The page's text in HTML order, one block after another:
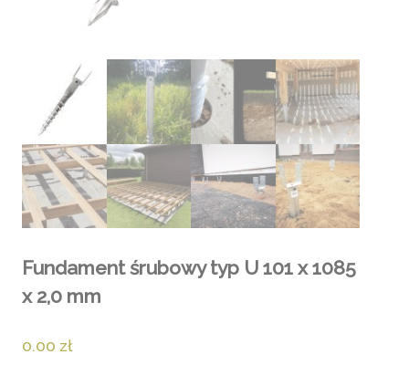
Fundament śrubowy typ U 101 x 1085
x 2,0 mm
0.00 zł